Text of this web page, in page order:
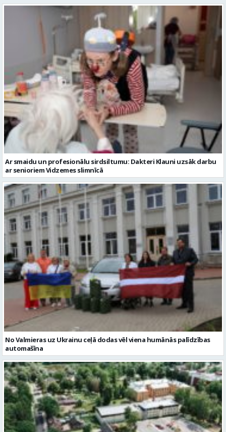
Ar smaidu un profesionālu sirdsiltumu: Dakteri Klauni uzsāk darbu
ar senioriem Vidzemes slimnīcā
No Valmieras uz Ukrainu ceļā dodas vēl viena humānās palīdzības
automašīna